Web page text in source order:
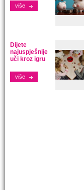
više
Dijete
najuspješnije
uči kroz igru
više